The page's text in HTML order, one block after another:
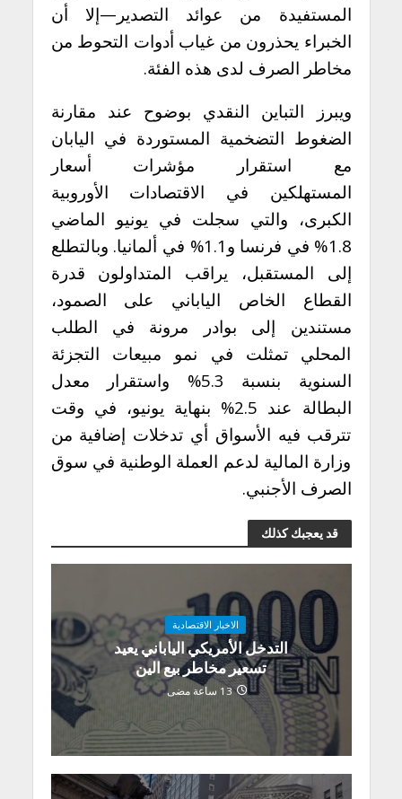
المستفيدة من عوائد التصدير—إلا أن
الخبراء يحذرون من غياب أدوات التحوط من
مخاطر الصرف لدى هذه الفئة.
ويبرز التباين النقدي بوضوح عند مقارنة
الضغوط التضخمية المستوردة في اليابان
مع استقرار مؤشرات أسعار
المستهلكين في الاقتصادات الأوروبية
الكبرى، والتي سجلت في يونيو الماضي
1.8% في فرنسا و1.1% في ألمانيا. وبالتطلع
إلى المستقبل، يراقب المتداولون قدرة
القطاع الخاص الياباني على الصمود،
مستندين إلى بوادر مرونة في الطلب
المحلي تمثلت في نمو مبيعات التجزئة
السنوية بنسبة 5.3% واستقرار معدل
البطالة عند 2.5% بنهاية يونيو، في وقت
تترقب فيه الأسواق أي تدخلات إضافية من
وزارة المالية لدعم العملة الوطنية في سوق
الصرف الأجنبي.
قد يعجبك كذلك
الاخبار الاقتصادية
التدخل الأمريكي الياباني يعيد
تسعير مخاطر بيع الين
13 ساعة مضى